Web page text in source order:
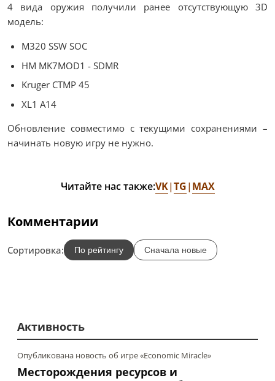
4 вида оружия получили ранее отсутствующую 3D
модель:
M320 SSW SOC
HM MK7MOD1 - SDMR
Kruger CTMP 45
XL1 A14
Обновление совместимо с текущими сохранениями –
начинать новую игру не нужно.
Читайте нас также:VK|TG|MAX
Комментарии
Сортировка: По рейтингу Сначала новые
Активность
Опубликована новость об игре «Economic Miracle»
Месторождения ресурсов и